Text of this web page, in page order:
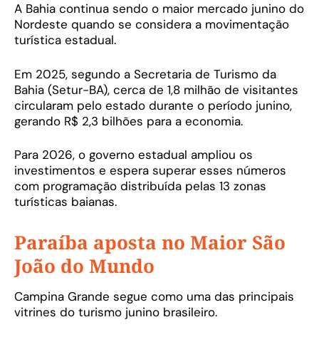
A Bahia continua sendo o maior mercado junino do
Nordeste quando se considera a movimentação
turística estadual.
Em 2025, segundo a Secretaria de Turismo da
Bahia (Setur-BA), cerca de 1,8 milhão de visitantes
circularam pelo estado durante o período junino,
gerando R$ 2,3 bilhões para a economia.
Para 2026, o governo estadual ampliou os
investimentos e espera superar esses números
com programação distribuída pelas 13 zonas
turísticas baianas.
Paraíba aposta no Maior São
João do Mundo
Campina Grande segue como uma das principais
vitrines do turismo junino brasileiro.